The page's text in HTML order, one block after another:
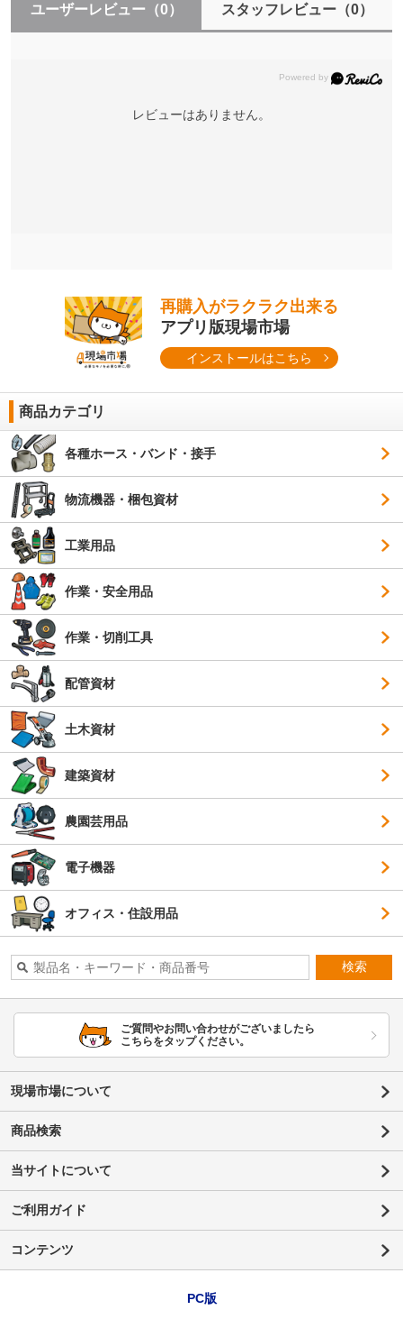
ユーザーレビュー （0） スタッフレビュー（0）
レビューはありません。
再購入がラクラク出来る
アプリ版現場市場
インストールはこちら
商品カテゴリ
各種ホース・バンド・接手
物流機器・梱包資材
工業用品
作業・安全用品
作業・切削工具
配管資材
土木資材
建築資材
農園芸用品
電子機器
オフィス・住設用品
検索
ご質問やお問い合わせがございましたら
こちらをタップください。
現場市場について
商品検索
当サイトについて
ご利用ガイド
コンテンツ
PC版